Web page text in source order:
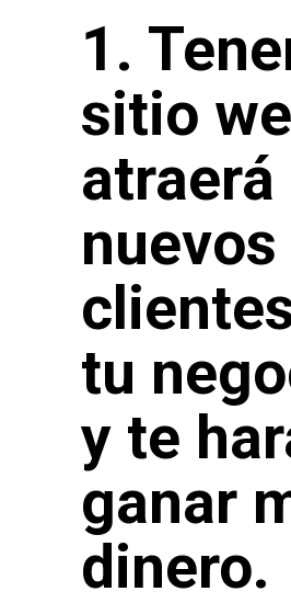
1.
sitio
atraerá
nuevos
tu
y te
ganar
dinero.